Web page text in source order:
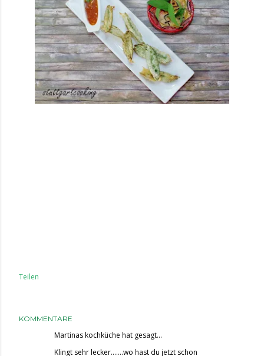
Teilen
KOMMENTARE
Martinas kochküche hat gesagt…
Klingt sehr lecker.......wo hast du jetzt schon